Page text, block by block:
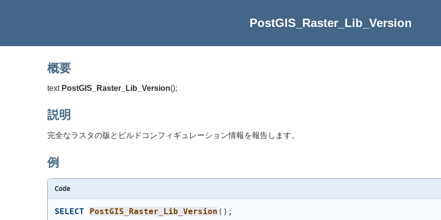
PostGIS_Raster_Lib_Version
概要
text PostGIS_Raster_Lib_Version();
説明
完全なラスタの版とビルドコンフィギュレーション情報を報告します。
例
Code
SELECT PostGIS_Raster_Lib_Version ( ) ;